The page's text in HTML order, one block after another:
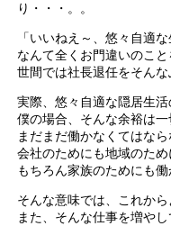
り・・・。。
「いいねえ～、悠々自適な
なんて全くお門違いのこと
世間では社長退任をそん
実際、悠々自適な隠居生活
僕の場合、そんな余裕は一
まだまだ働かなくてはなら
会社のためにも地域のため
もちろん家族のためにも働
そんな意味では、これか
また、そんな仕事を増やし